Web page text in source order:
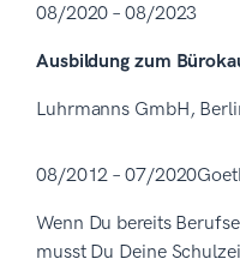
08/2020 – 08/2023
Ausbildung zum
Luhrmanns GmbH,
08/2012 – 07/
Wenn Du bereits
musst Du Deine